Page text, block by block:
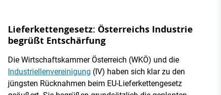
Lieferkettengesetz: Österreichs Industrie
begrüßt Entschärfung
Die Wirtschaftskammer Österreich (WKÖ) und die
Industriellenvereinigung (IV) haben sich klar zu den
jüngsten Rücknahmen beim EU-Lieferkettengesetz